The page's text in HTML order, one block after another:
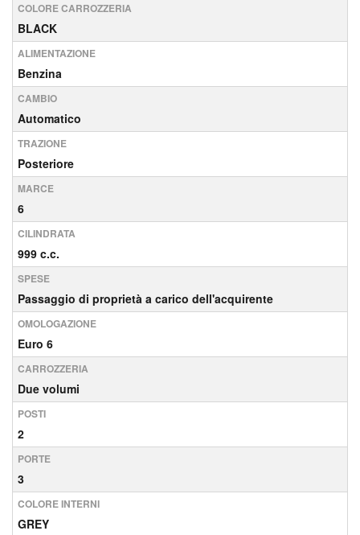
COLORE CARROZZERIA
BLACK
ALIMENTAZIONE
Benzina
CAMBIO
Automatico
TRAZIONE
Posteriore
MARCE
6
CILINDRATA
999 c.c.
SPESE
Passaggio di proprietà a carico dell'acquirente
OMOLOGAZIONE
Euro 6
CARROZZERIA
Due volumi
POSTI
2
PORTE
3
COLORE INTERNI
GREY